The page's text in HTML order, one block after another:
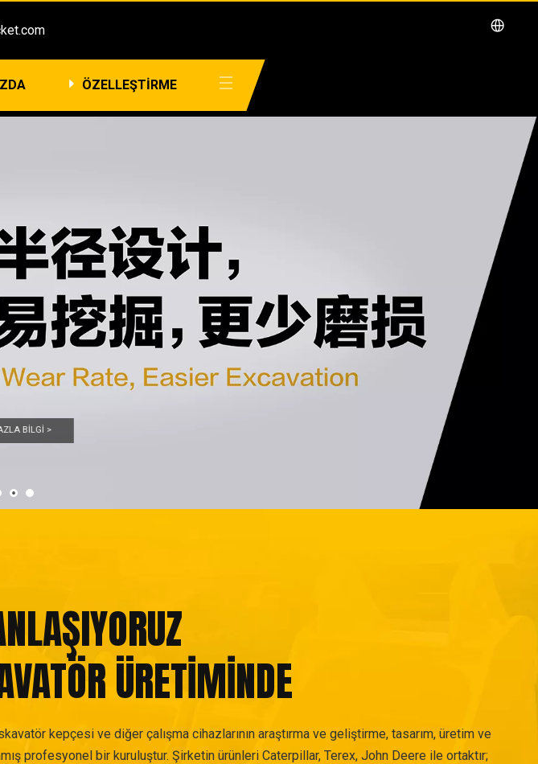
ÖZELLEŞTİRME
ÜRETİMİNDE
kepçesi ve diğer çalışma cihazlarının araştırma ve geliştirme, tasarım, üretim ve
profesyonel bir kuruluştur. Şirketin ürünleri Caterpillar, Terex, John Deere ile ortaktır;